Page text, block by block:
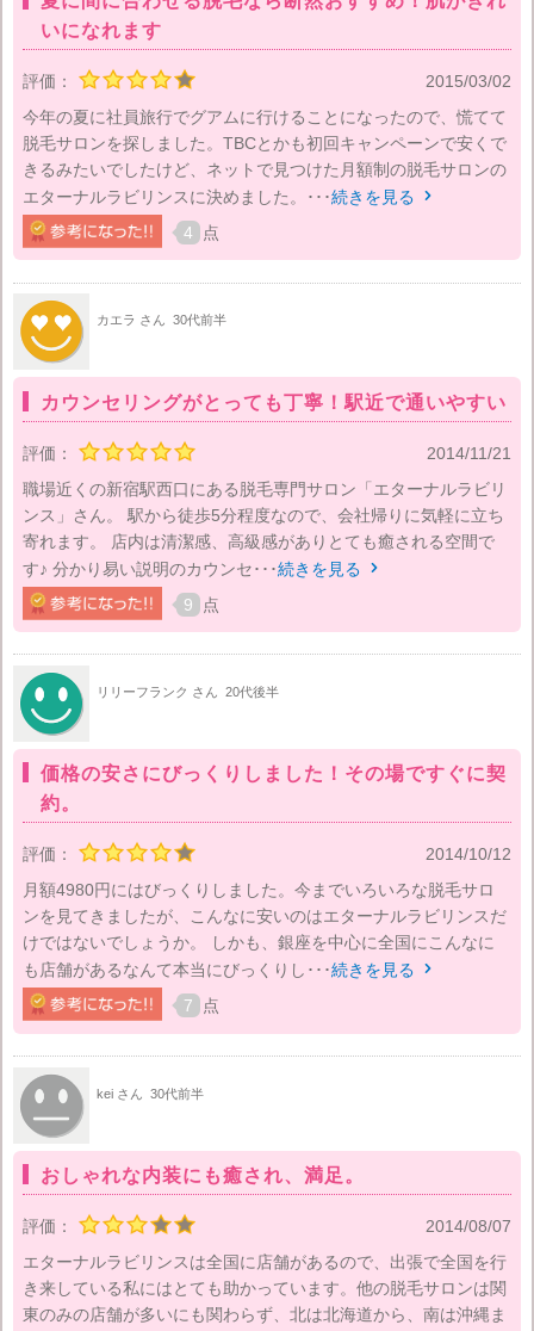
いになれます
評価：
2015/03/02
今年の夏に社員旅行でグアムに行けることになったので、慌てて
脱毛サロンを探しました。TBCとかも初回キャンペーンで安くで
きるみたいでしたけど、ネットで見つけた月額制の脱毛サロンの
エターナルラビリンスに決めました。･･･続きを見る 
4 点
カエラ さん 30代前半
カウンセリングがとっても丁寧！駅近で通いやすい
評価：
2014/11/21
職場近くの新宿駅西口にある脱毛専門サロン「エターナルラビリ
ンス」さん。 駅から徒歩5分程度なので、会社帰りに気軽に立ち
寄れます。 店内は清潔感、高級感がありとても癒される空間で
す♪ 分かり易い説明のカウンセ･･･続きを見る 
9 点
リリーフランク さん 20代後半
価格の安さにびっくりしました！その場ですぐに契
約。
評価：
2014/10/12
月額4980円にはびっくりしました。今までいろいろな脱毛サロ
ンを見てきましたが、こんなに安いのはエターナルラビリンスだ
けではないでしょうか。 しかも、銀座を中心に全国にこんなに
も店舗があるなんて本当にびっくりし･･･続きを見る 
7 点
kei さん 30代前半
おしゃれな内装にも癒され、満足。
評価：
2014/08/07
エターナルラビリンスは全国に店舗があるので、出張で全国を行
き来している私にはとても助かっています。他の脱毛サロンは関
東のみの店舗が多いにも関わらず、北は北海道から、南は沖縄ま